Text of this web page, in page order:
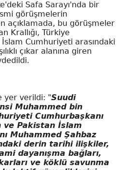
Safa Sarayı'nda bir
görüşmelerin
açıklamada, bu görüşmeler
Krallığı, Türkiye
Cumhuriyeti arasındaki
çıkar alanına giren
yer verildi: "Suudi
Muhammed bin
Cumhurbaşkanı
ve Pakistan İslam
Muhammed Şahbaz
derin tarihi ilişkiler,
dayanışma bağları,
ve köklü savunma